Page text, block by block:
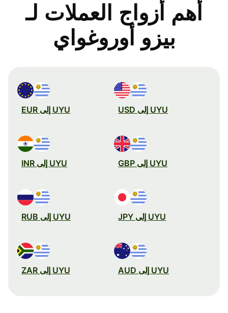
أهم أزواج العملات لـ
بيزو أوروغواي
UYU إلى USD UYU إلى EUR
UYU إلى GBP UYU إلى INR
UYU إلى JPY UYU إلى RUB
UYU إلى AUD UYU إلى ZAR